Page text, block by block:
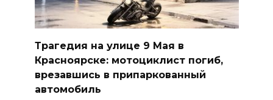
Трагедия на улице 9 Мая в
Красноярске: мотоциклист погиб,
врезавшись в припаркованный
автомобиль